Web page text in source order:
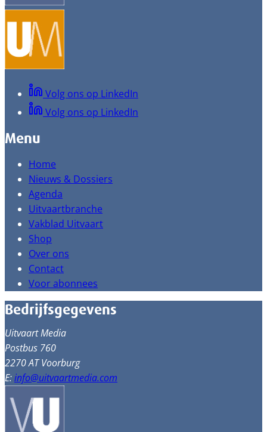
Volg ons op LinkedIn
Volg ons op LinkedIn
Menu
Home
Nieuws & Dossiers
Agenda
Uitvaartbranche
Vakblad Uitvaart
Shop
Over ons
Contact
Voor abonnees
Bedrijfsgegevens
Uitvaart Media
Postbus 760
2270 AT Voorburg
E:info@uitvaartmedia.com